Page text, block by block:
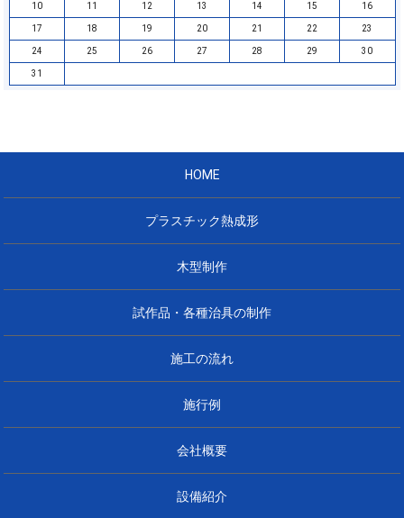
10 11 12 13 14 15 16
17 18 19 20 21 22 23
24 25 26 27 28 29 30
31
HOME
プラスチック熱成形
木型制作
試作品・各種治具の制作
施工の流れ
施行例
会社概要
設備紹介